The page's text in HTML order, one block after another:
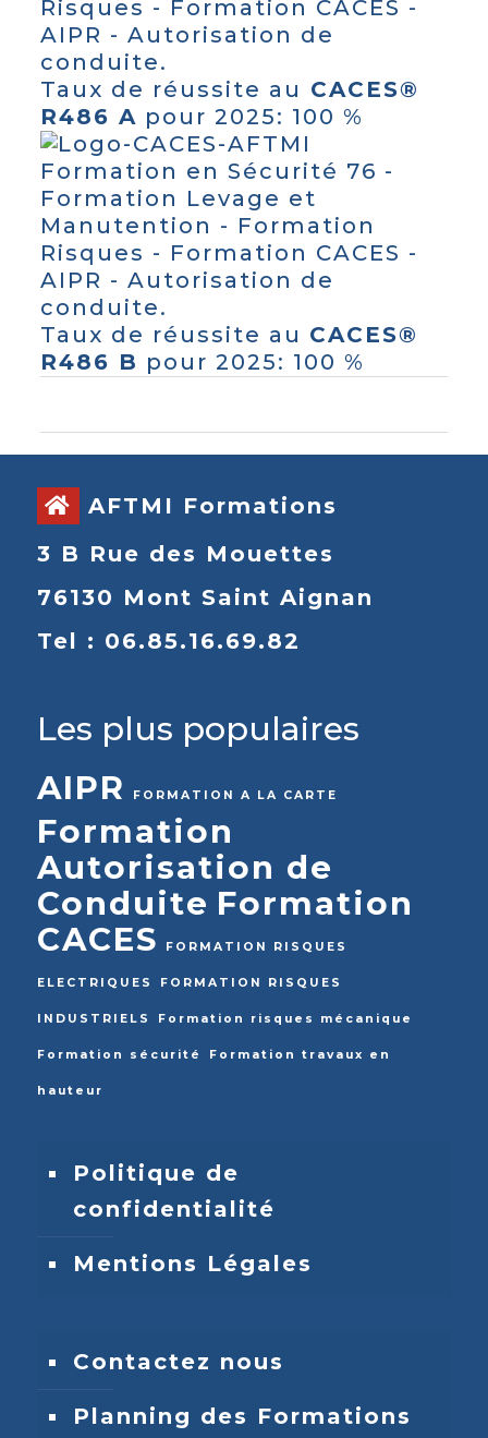
Taux de réussite au CACES®
R486 A pour 2025: 100 %
Taux de réussite au CACES®
R486 B pour 2025: 100 %
AFTMI Formations
3 B Rue des Mouettes
76130 Mont Saint Aignan
Tel : 06.85.16.69.82
Les plus populaires
AIPR FORMATION A LA CARTE
Formation
Autorisation de
Conduite Formation
CACES
FORMATION RISQUES
ELECTRIQUES FORMATION RISQUES
INDUSTRIELS Formation risques mécanique
Formation sécurité Formation travaux en
hauteur
Politique de
confidentialité
Mentions Légales
Contactez nous
Planning des Formations